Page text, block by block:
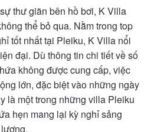
thư giãn bên hồ bơi, K Villa
thể bỏ qua. Nằm trong top
tốt nhất tại Pleiku, K Villa nổi
đại. Dù thông tin chi tiết về số
không được cung cấp, việc
lớn, đặc biệt vào những ngày
là một trong những villa Pleiku
hẹn mang lại kỳ nghỉ sảng